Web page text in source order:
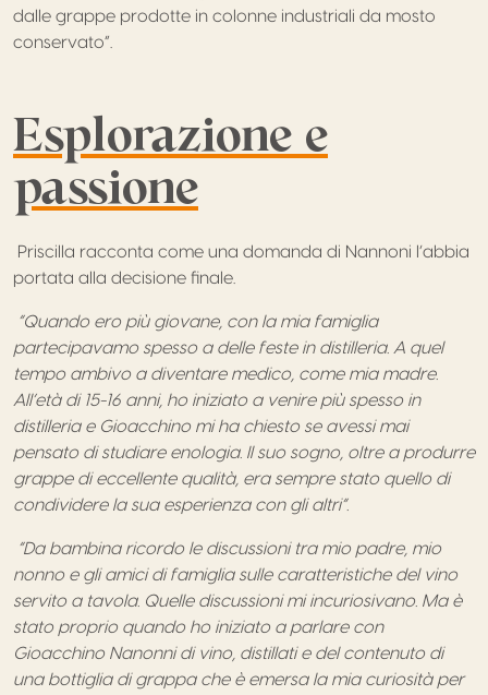
dalle grappe prodotte in colonne industriali da mosto
conservato”.
Esplorazione e
passione
Priscilla racconta come una domanda di Nannoni l’abbia
portata alla decisione finale.
“Quando ero più giovane, con la mia famiglia
partecipavamo spesso a delle feste in distilleria. A quel
tempo ambivo a diventare medico, come mia madre.
All’età di 15-16 anni, ho iniziato a venire più spesso in
distilleria e Gioacchino mi ha chiesto se avessi mai
pensato di studiare enologia. Il suo sogno, oltre a produrre
grappe di eccellente qualità, era sempre stato quello di
condividere la sua esperienza con gli altri”.
“Da bambina ricordo le discussioni tra mio padre, mio
nonno e gli amici di famiglia sulle caratteristiche del vino
servito a tavola. Quelle discussioni mi incuriosivano. Ma è
stato proprio quando ho iniziato a parlare con
Gioacchino Nanonni di vino, distillati e del contenuto di
una bottiglia di grappa che è emersa la mia curiosità per